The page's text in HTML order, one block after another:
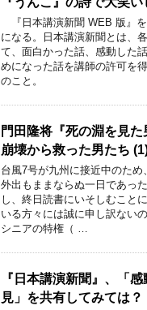
『日本講演新聞 WEB 版』
になる。日本講演新聞とは、
て、面白かった話、感動した
めになった話を講師の許可を
のこと。
門田隆将『死の淵を見
崩壊から救った男たち
台風7号が九州に接近中のた
外出もままならぬ一日であっ
し、終日読書にいそしむこと
いる方々には誠に申し訳ない
シニアの特権（ …
『日本講演新聞』、「
見」を共有してみては？